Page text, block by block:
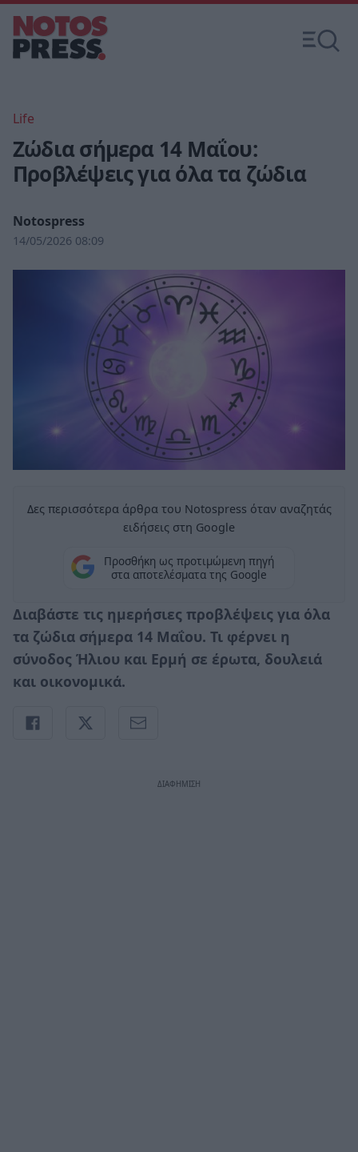
Life
Ζώδια σήμερα 14 Μαΐου:
Προβλέψεις για όλα τα ζώδια
Notospress
14/05/2026 08:09
Δες περισσότερα άρθρα του Notospress όταν αναζητάς
ειδήσεις στη Google
Προσθήκη ως προτιμώμενη πηγή
στα αποτελέσματα της Google
Διαβάστε τις ημερήσιες προβλέψεις για όλα
τα ζώδια σήμερα 14 Μαΐου. Τι φέρνει η
σύνοδος Ήλιου και Ερμή σε έρωτα, δουλειά
και οικονομικά.